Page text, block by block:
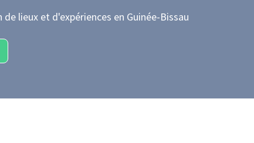
lieux et d'expériences en Guinée-Bissau